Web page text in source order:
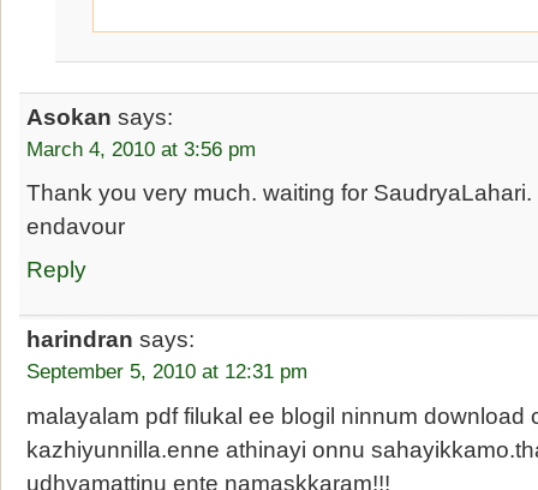
Asokan says:
March 4, 2010 at 3:56 pm
Thank you very much. waiting for
endavour
Reply
harindran says:
September 5, 2010 at 12:31 pm
malayalam pdf filukal ee blogil ninnum download
kazhiyunnilla.enne athinayi onnu
udhyamattinu ente namaskkaram!!!